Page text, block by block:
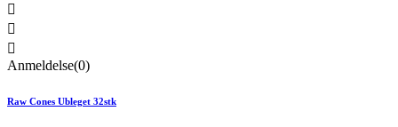



Anmeldelse(0)
Raw Cones Ubleget 32stk